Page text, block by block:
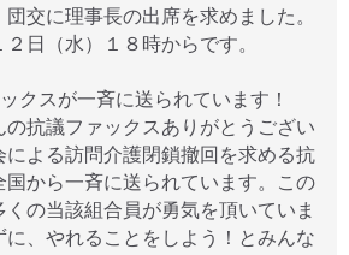
交に理事長の出席を求めました。
日（水）１８時からです。
クスが一斉に送られています！
抗議ファックスありがとうござい
による訪問介護閉鎖撤回を求める抗
国から一斉に送られています。この
の当該組合員が勇気を頂いていま
、やれることをしよう！とみんな